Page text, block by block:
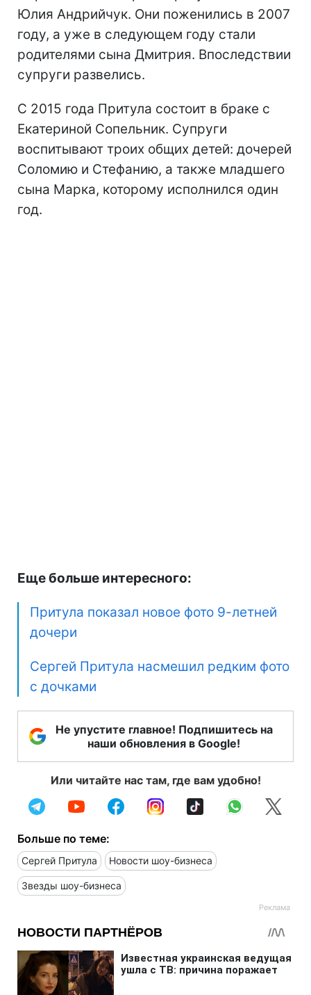
Юлия Андрийчук. Они поженились в 2007
году, а уже в следующем году стали
родителями сына Дмитрия. Впоследствии
супруги развелись.
С 2015 года Притула состоит в браке с
Екатериной Сопельник. Супруги
воспитывают троих общих детей: дочерей
Соломию и Стефанию, а также младшего
сына Марка, которому исполнился один
год.
Еще больше интересного:
Притула показал новое фото 9-летней
дочери
Сергей Притула насмешил редким фото
с дочками
Не упустите главное! Подпишитесь на
наши обновления в Google!
Или читайте нас там, где вам удобно!
Больше по теме:
Сергей Притула Новости шоу-бизнеса
Звезды шоу-бизнеса